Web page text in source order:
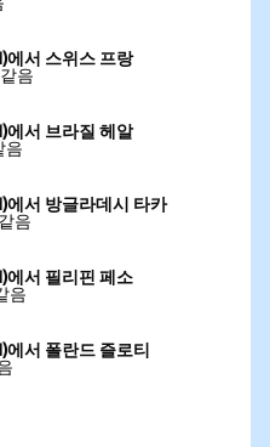
서 스위스 프랑
음
서 브라질 헤알
음
서 방글라데시 타카
음
서 필리핀 페소
음
서 폴란드 즐로티